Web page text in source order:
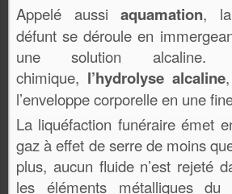
Appelé aussiaquamation, la
défunt se déroule en
une solution alcaline.
chimique, l’hydrolyse alcaline
l’enveloppe corporelle en une
La liquéfaction funéraire émet
gaz à effet de serre de moins
plus, aucun fluide n’est rejeté
les éléments métalliques du